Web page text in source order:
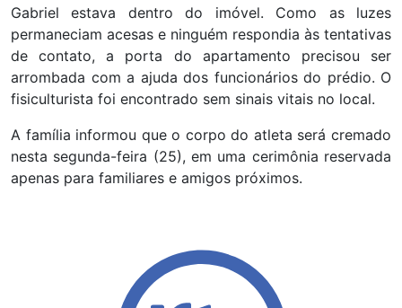
Gabriel estava dentro do imóvel. Como as luzes
permaneciam acesas e ninguém respondia às tentativas
de contato, a porta do apartamento precisou ser
arrombada com a ajuda dos funcionários do prédio. O
fisiculturista foi encontrado sem sinais vitais no local.
A família informou que o corpo do atleta será cremado
nesta segunda-feira (25), em uma cerimônia reservada
apenas para familiares e amigos próximos.